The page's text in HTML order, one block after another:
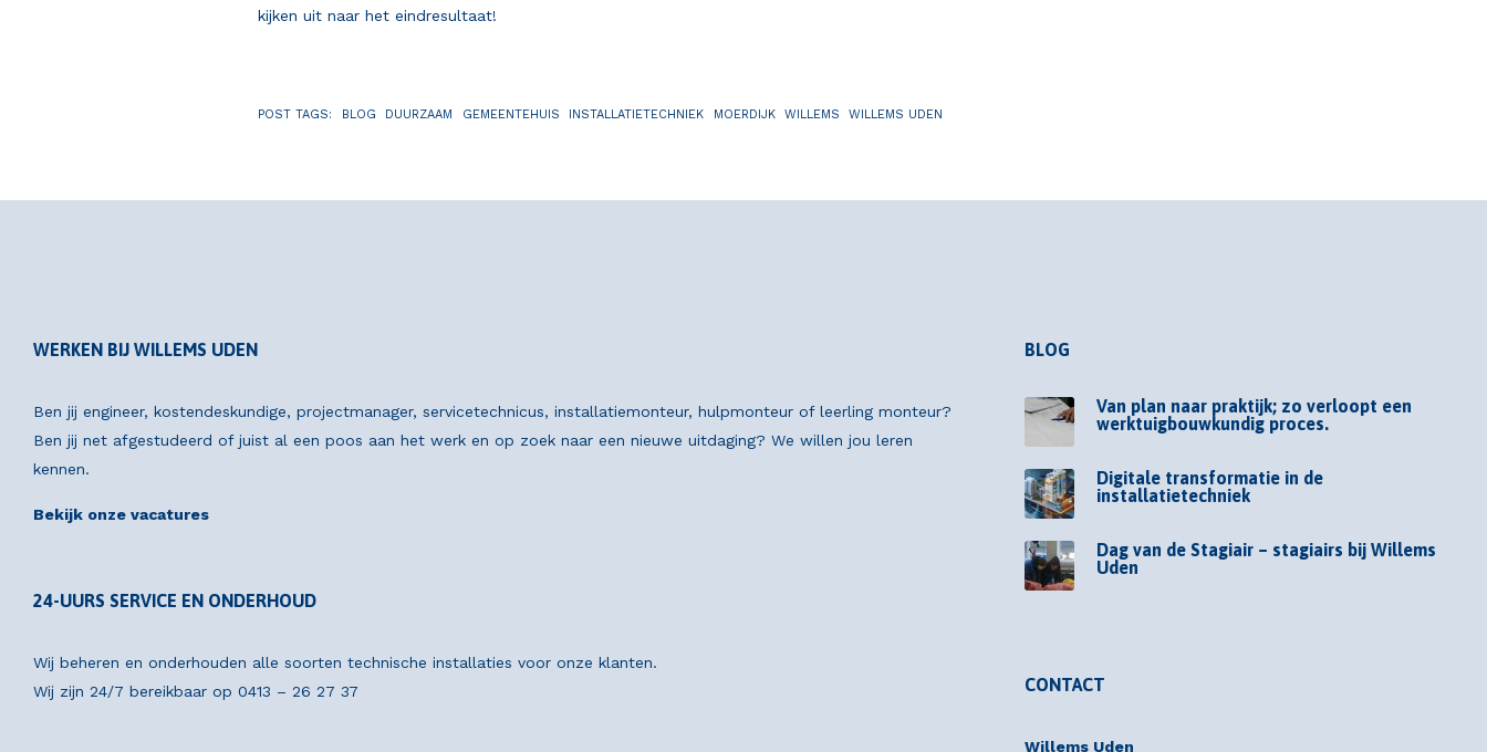
kijken uit naar het eindresultaat!
POST TAGS: BLOG DUURZAAM GEMEENTEHUIS INSTALLATIETECHNIEK MOERDIJK WILLEMS WILLEMS UDEN
WERKEN BIJ WILLEMS UDEN
Ben jij engineer, kostendeskundige, projectmanager, servicetechnicus, installatiemonteur, hulpmonteur of leerling monteur?
Ben jij net afgestudeerd of juist al een poos aan het werk en op zoek naar een nieuwe uitdaging? We willen jou leren
kennen.
Bekijk onze vacatures
24-UURS SERVICE EN ONDERHOUD
Wij beheren en onderhouden alle soorten technische installaties voor onze klanten.
Wij zijn 24/7 bereikbaar op 0413 – 26 27 37
BLOG
Van plan naar praktijk; zo verloopt een
werktuigbouwkundig proces.
Digitale transformatie in de
installatietechniek
Dag van de Stagiair – stagiairs bij Willems
Uden
CONTACT
Willems Uden